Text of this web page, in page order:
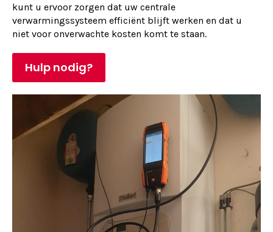
kunt u ervoor zorgen dat uw centrale
verwarmingssysteem efficiënt blijft werken en dat u
niet voor onverwachte kosten komt te staan.
Hulp nodig?